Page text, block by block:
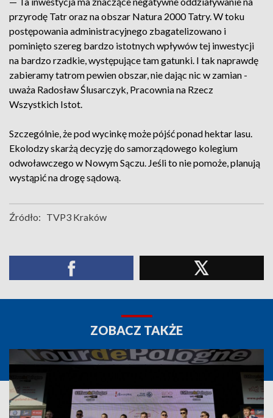
przyrodę Tatr oraz na obszar Natura 2000 Tatry. W toku
postępowania administracyjnego zbagatelizowano i
pominięto szereg bardzo istotnych wpływów tej inwestycji
na bardzo rzadkie, występujące tam gatunki. I tak naprawdę
zabieramy tatrom pewien obszar, nie dając nic w zamian -
uważa Radosław Ślusarczyk, Pracownia na Rzecz
Wszystkich Istot.
Szczególnie, że pod wycinkę może pójść ponad hektar lasu.
Ekolodzy skarżą decyzję do samorządowego kolegium
odwoławczego w Nowym Sączu. Jeśli to nie pomoże, planują
wystąpić na drogę sądową.
Źródło: TVP3 Kraków
ZOBACZ TAKŻE